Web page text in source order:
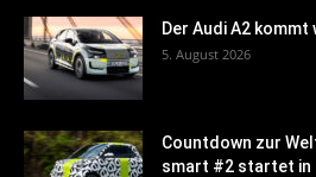
Der Audi A2
5. August 2026
Countdown zur
smart #2 startet in